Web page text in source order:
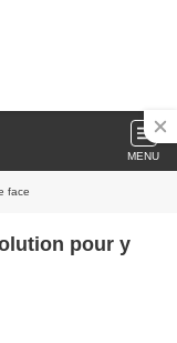
MENU
face
pour y